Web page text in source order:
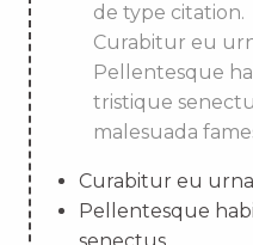
de type citation.
Curabitur eu
Pellentesque
tristique
malesuada
Curabitur eu
Pellentesque